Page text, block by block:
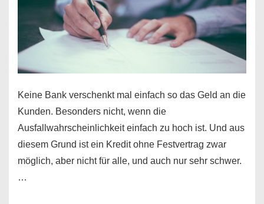
Handy
möglich!
Keine Bank verschenkt mal einfach so das Geld an die
Kunden. Besonders nicht, wenn die
Ausfallwahrscheinlichkeit einfach zu hoch ist. Und aus
diesem Grund ist ein Kredit ohne Festvertrag zwar
möglich, aber nicht für alle, und auch nur sehr schwer.
…